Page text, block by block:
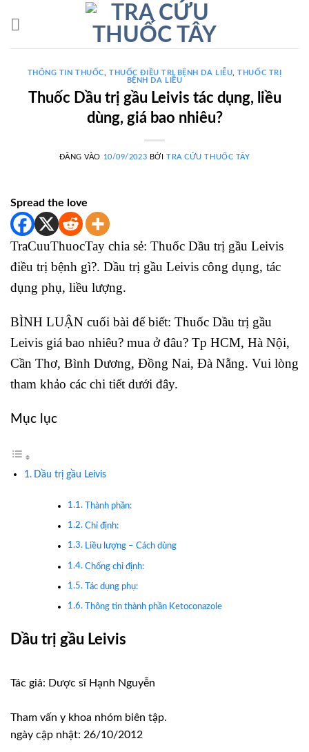
THÔNG TIN THUỐC ,THUỐC ĐIỀU TRỊ BỆNH DA LIỄU ,THUỐC TRỊ
BỆNH DA LIỄU
Thuốc Dầu trị gầu Leivis tác dụng, liều
dùng, giá bao nhiêu?
ĐĂNG VÀO 10/09/2023 BỞI TRA CỨU THUỐC TÂY
Spread the love
TraCuuThuocTay chia sẻ: Thuốc Dầu trị gầu Leivis
điều trị bệnh gì?. Dầu trị gầu Leivis công dụng, tác
dụng phụ, liều lượng.
BÌNH LUẬN cuối bài để biết: Thuốc Dầu trị gầu
Leivis giá bao nhiêu? mua ở đâu? Tp HCM, Hà Nội,
Cần Thơ, Bình Dương, Đồng Nai, Đà Nẵng. Vui lòng
tham khảo các chi tiết dưới đây.
Mục lục
Dầu trị gầu Leivis
Thành phần:
Chỉ định:
Liều lượng – Cách dùng
Chống chỉ định:
Tác dụng phụ:
Thông tin thành phần Ketoconazole
Dầu trị gầu Leivis
Tác giả: Dược sĩ Hạnh Nguyễn
Tham vấn y khoa nhóm biên tập.
ngày cập nhật: 26/10/2012